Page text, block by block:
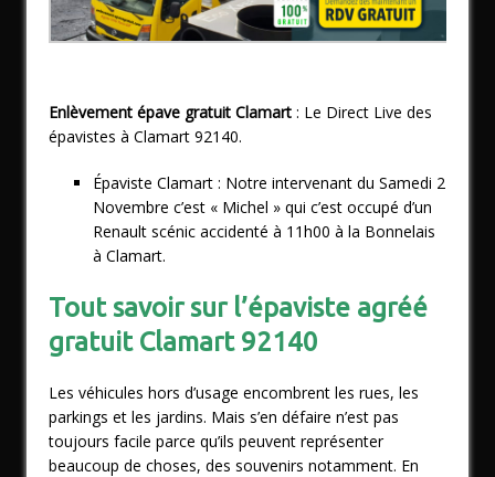
Enlèvement épave gratuit Clamart : Le Direct Live des
épavistes à Clamart 92140.
Épaviste Clamart : Notre intervenant du Samedi 2
Novembre c’est « Michel » qui c’est occupé d’un
Renault scénic accidenté à 11h00 à la Bonnelais
à Clamart.
Tout savoir sur l’épaviste agréé
gratuit Clamart 92140
Les véhicules hors d’usage encombrent les rues, les
parkings et les jardins. Mais s’en défaire n’est pas
toujours facile parce qu’ils peuvent représenter
beaucoup de choses, des souvenirs notamment. En